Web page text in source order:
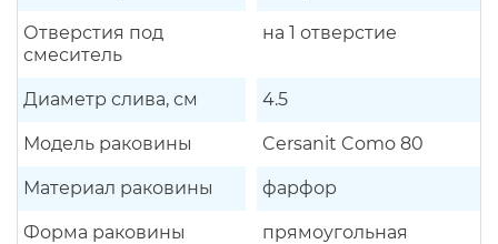
Отверстия под
смеситель
на 1 отверстие
Диаметр слива, см 4.5
Модель раковины Cersanit Como 80
Материал раковины фарфор
Форма раковины прямоугольная